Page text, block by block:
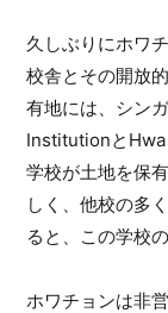
久しぶりにホワ
校舎とその開放
有地には、シン
InstitutionとHwa
学校が土地を保
しく、他校の多
ると、この学校
ホワチョンは非